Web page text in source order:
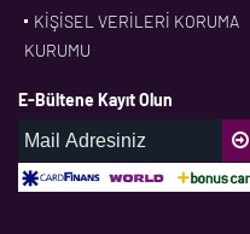
KİŞİSEL VERİLERİ KORUMA
KURUMU
E-Bültene Kayıt Olun